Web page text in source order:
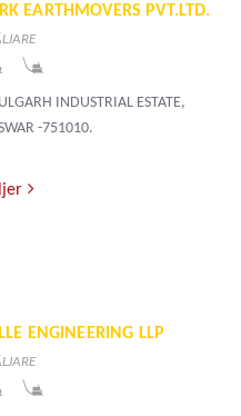
EARTHMOVERS PVT.LTD.
INDUSTRIAL ESTATE,
-751010.
ENGINEERING LLP